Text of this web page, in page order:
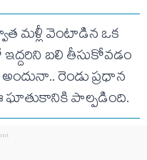
మళ్లీ వెంటాడిన ఒక
బలి తీసుకోవడం
రెండు ప్రధాన
ఘాతుకానికి పాల్పడింది.